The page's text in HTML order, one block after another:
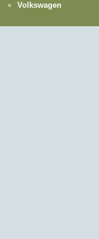
Volkswagen